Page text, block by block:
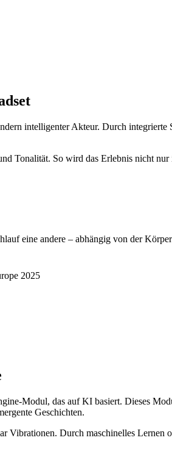
intelligenter Akteur. Durch
Tonalität. So wird das Erlebnis nicht
eine andere – abhängig von der
Modul, das auf KI basiert. Dieses
Geschichten.
Durch maschinelles Lernen